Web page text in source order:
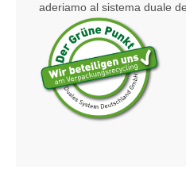
aderiamo al sistema duale